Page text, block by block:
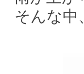
そんな中